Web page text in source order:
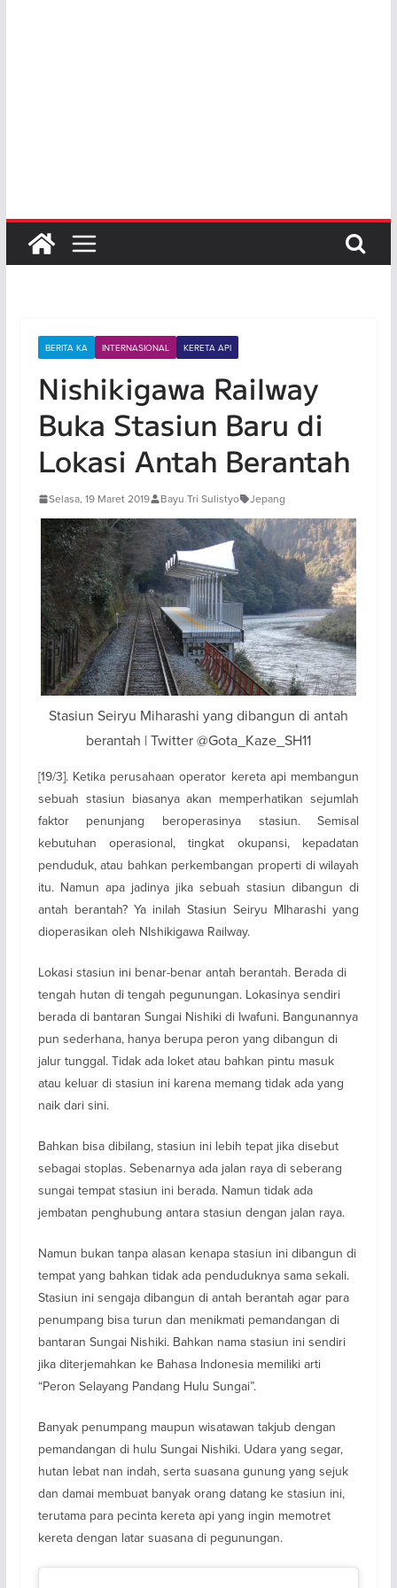
BERITA KA INTERNASIONAL KERETA API
Nishikigawa Railway
Buka Stasiun Baru di
Lokasi Antah Berantah
Selasa, 19 Maret 2019 Bayu Tri Sulistyo Jepang
Stasiun Seiryu Miharashi yang dibangun di antah
berantah | Twitter @Gota_Kaze_SH11
[19/3]. Ketika perusahaan operator kereta api membangun
sebuah stasiun biasanya akan memperhatikan sejumlah
faktor penunjang beroperasinya stasiun. Semisal
kebutuhan operasional, tingkat okupansi, kepadatan
penduduk, atau bahkan perkembangan properti di wilayah
itu. Namun apa jadinya jika sebuah stasiun dibangun di
antah berantah? Ya inilah Stasiun Seiryu MIharashi yang
dioperasikan oleh NIshikigawa Railway.
Lokasi stasiun ini benar-benar antah berantah. Berada di
tengah hutan di tengah pegunungan. Lokasinya sendiri
berada di bantaran Sungai Nishiki di Iwafuni. Bangunannya
pun sederhana, hanya berupa peron yang dibangun di
jalur tunggal. Tidak ada loket atau bahkan pintu masuk
atau keluar di stasiun ini karena memang tidak ada yang
naik dari sini.
Bahkan bisa dibilang, stasiun ini lebih tepat jika disebut
sebagai stoplas. Sebenarnya ada jalan raya di seberang
sungai tempat stasiun ini berada. Namun tidak ada
jembatan penghubung antara stasiun dengan jalan raya.
Namun bukan tanpa alasan kenapa stasiun ini dibangun di
tempat yang bahkan tidak ada penduduknya sama sekali.
Stasiun ini sengaja dibangun di antah berantah agar para
penumpang bisa turun dan menikmati pemandangan di
bantaran Sungai Nishiki. Bahkan nama stasiun ini sendiri
jika diterjemahkan ke Bahasa Indonesia memiliki arti
“Peron Selayang Pandang Hulu Sungai”.
Banyak penumpang maupun wisatawan takjub dengan
pemandangan di hulu Sungai Nishiki. Udara yang segar,
hutan lebat nan indah, serta suasana gunung yang sejuk
dan damai membuat banyak orang datang ke stasiun ini,
terutama para pecinta kereta api yang ingin memotret
kereta dengan latar suasana di pegunungan.